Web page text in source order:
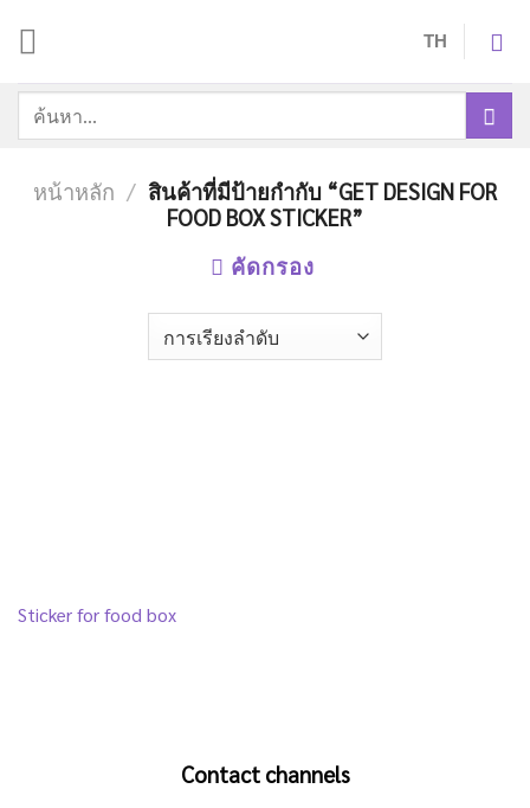
content
TH
ค้นหา:
หน้าหลัก / สินค้าที่มีป้ายกำกับ “GET DESIGN FOR
FOOD BOX STICKER”
คัดกรอง
Sticker for food box
Contact channels